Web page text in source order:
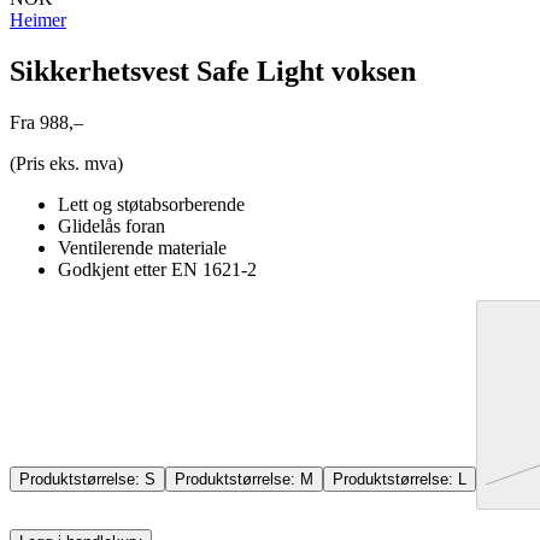
Heimer
Sikkerhetsvest Safe Light voksen
Fra 988,–
(Pris eks. mva)
Lett og støtabsorberende
Glidelås foran
Ventilerende materiale
Godkjent etter EN 1621-2
Produktstørrelse: S Produktstørrelse: M Produktstørrelse: L